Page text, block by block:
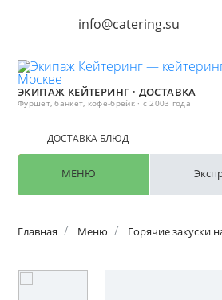
info@catering.su
ЭКИПАЖ КЕЙТЕРИНГ · ДОСТАВКА
Фуршет, банкет, кофе-брейк · с 2003 года
ДОСТАВКА БЛЮД
МЕНЮ
Главная Меню Горячие закуски